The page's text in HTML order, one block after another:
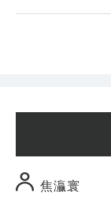
焦灜寰